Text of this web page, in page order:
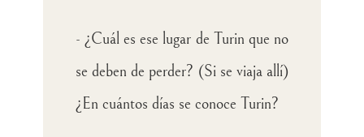
- ¿Cuál es ese lugar de Turin que no
se deben de perder? (Si se viaja allí)
¿En cuántos días se conoce Turin?